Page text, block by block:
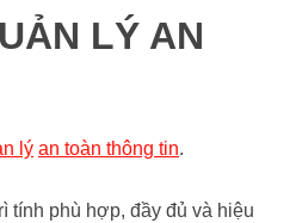
LÝ AN
lý an toàn thông tin.
tính phù hợp, đầy đủ và hiệu